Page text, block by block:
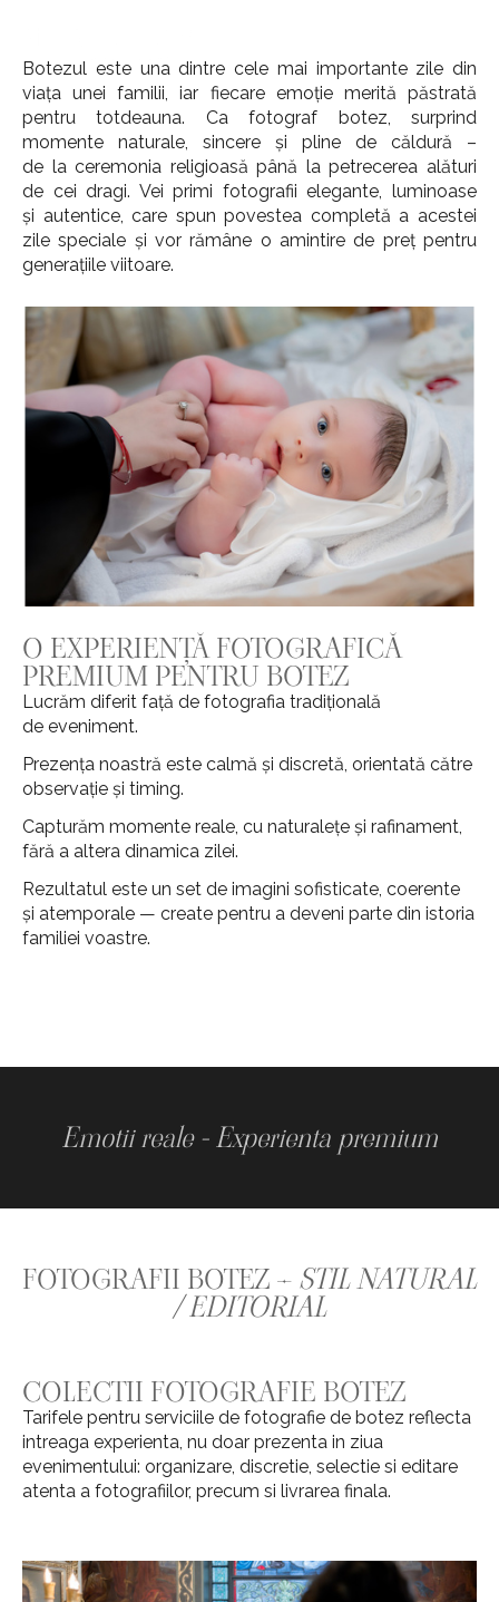
Botezul este una dintre cele mai importante zile din
viața unei familii, iar fiecare emoție merită păstrată
pentru totdeauna. Ca fotograf botez, surprind
momente naturale, sincere și pline de căldură –
de la ceremonia religioasă până la petrecerea alături
de cei dragi. Vei primi fotografii elegante, luminoase
și autentice, care spun povestea completă a acestei
zile speciale și vor rămâne o amintire de preț pentru
generațiile viitoare.
O EXPERIENȚĂ FOTOGRAFICĂ
PREMIUM PENTRU BOTEZ
Lucrăm diferit față de fotografia tradițională
de eveniment.
Prezența noastră este calmă și discretă, orientată către
observație și timing.
Capturăm momente reale, cu naturalețe și rafinament,
fără a altera dinamica zilei.
Rezultatul este un set de imagini sofisticate, coerente
și atemporale — create pentru a deveni parte din istoria
familiei voastre.
Emotii reale - Experienta premium
FOTOGRAFII BOTEZ – STIL NATURAL
/ EDITORIAL
COLECTII FOTOGRAFIE BOTEZ
Tarifele pentru serviciile de fotografie de botez reflecta
intreaga experienta, nu doar prezenta in ziua
evenimentului: organizare, discretie, selectie si editare
atenta a fotografiilor, precum si livrarea finala.